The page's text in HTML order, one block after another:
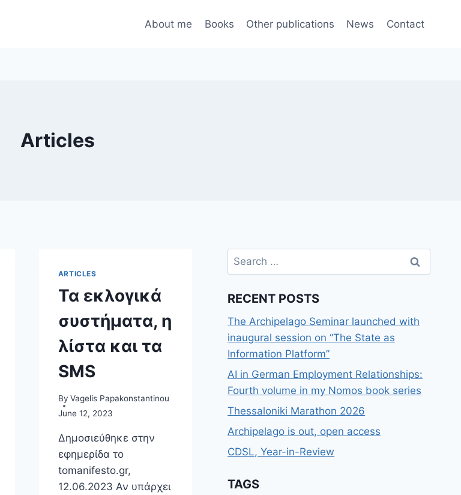
About me Books Other publications News Contact
Articles
ARTICLES
Τα εκλογικά
συστήματα, η
λίστα και τα
SMS
By Vagelis Papakonstantinou
June 12, 2023
Δημοσιεύθηκε στην
εφημερίδα το
tomanifesto.gr,
12.06.2023 Αν υπάρχει
Search
for:
RECENT POSTS
The Archipelago Seminar launched with
inaugural session on “The State as
Information Platform”
AI in German Employment Relationships:
Fourth volume in my Nomos book series
Thessaloniki Marathon 2026
Archipelago is out, open access
CDSL, Year-in-Review
TAGS